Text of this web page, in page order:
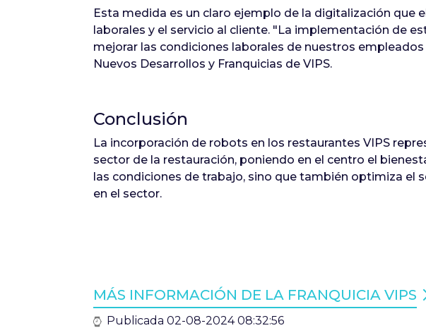
Esta medida es un claro ejemplo de la digitalización que
laborales y el servicio al cliente. "La implementación de
mejorar las condiciones laborales de nuestros
Nuevos Desarrollos y Franquicias de VIPS.
Conclusión
La incorporación de robots en los restaurantes VIPS
sector de la restauración, poniendo en el centro el
las condiciones de trabajo, sino que también optimiza el
en el sector.
MÁS INFORMACIÓN DE LA FRANQUICIA VIPS
Publicada 02-08-2024 08:32:56